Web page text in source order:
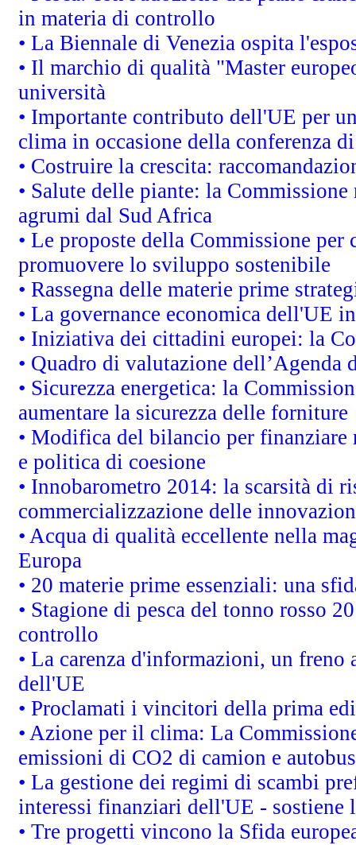
in materia di controllo
• La Biennale di Venezia ospita
• Il marchio di qualità "Master
università
• Importante contributo dell'UE per
clima in occasione della conferenza
• Costruire la crescita:
• Salute delle piante: la
agrumi dal Sud Africa
• Le proposte della Commissione
promuovere lo sviluppo sostenibile
• Rassegna delle materie prime
• La governance economica dell'UE
• Iniziativa dei cittadini europei: la
• Quadro di valutazione
• Sicurezza energetica: la
aumentare la sicurezza delle forniture
• Modifica del bilancio per finanziare
e politica di coesione
• Innobarometro 2014: la scarsità di
commercializzazione delle
• Acqua di qualità eccellente nella
Europa
• 20 materie prime essenziali: una
• Stagione di pesca del tonno rosso
controllo
• La carenza d'informazioni, un
dell'UE
• Proclamati i vincitori della prima
• Azione per il clima: La
emissioni di CO2 di camion e autobus
• La gestione dei regimi di scambi
interessi finanziari dell'UE - sostiene
• Tre progetti vincono la Sfida